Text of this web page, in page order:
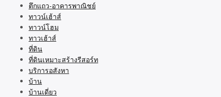
ตึกแถว-อาคารพาณิชย์
ทาวน์เฮ้าส์
ทาวน์โฮม
ทาวเฮ้าส์
ที่ดิน
ที่ดินเหมาะสร้างรีสอร์ท
บริการอสังหา
บ้าน
บ้านเดี่ยว